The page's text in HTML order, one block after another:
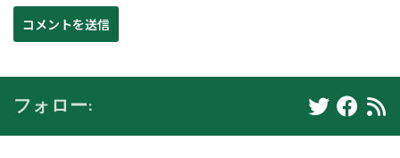
フォロー: